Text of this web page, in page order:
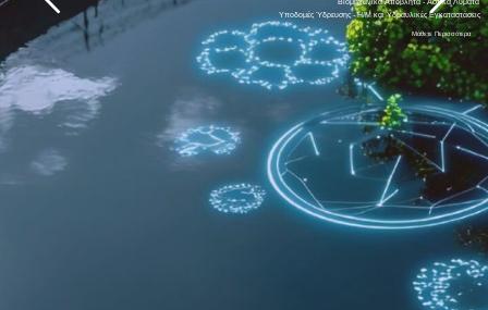
Βιομηχανικά Απόβλητα - Αστικά Λύματα
Μάθετε Περισσότερα
Υποδομές Ύδρευσης - Η/Μ και Υδραυλικές Εγκαταστάσεις